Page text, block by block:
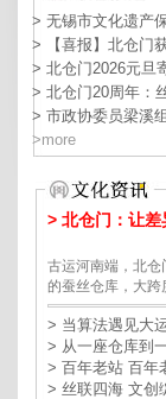
> 无锡市文化遗产
> 【喜报】北仓门
> 北仓门2026元旦
> 北仓门20周年：
> 市政协委员梁溪
>more
> 北仓门：让
古运河南端，北
的蚕丝仓库，大
> 当算法遇见大
> 从一座仓库到
> 百年老站 百年
> 丝联四海 文